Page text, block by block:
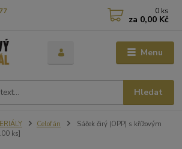
Menu
Hledat
0 ks
za 0,00 Kč
Celofán
Sáček čirý (OPP) s křížovým
ks]